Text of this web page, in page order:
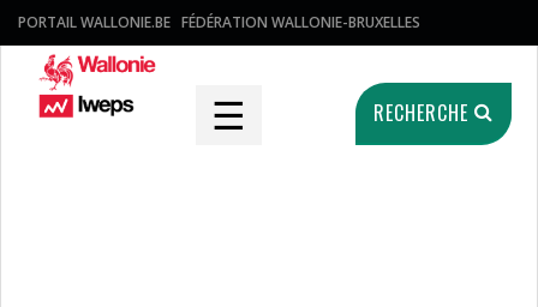
PORTAIL WALLONIE.BE FÉDÉRATION WALLONIE-BRUXELLES
☰ RECHERCHE